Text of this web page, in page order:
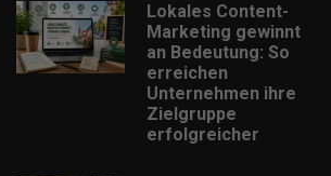
Lokales Content-
Marketing gewinnt
an Bedeutung: So
erreichen
Unternehmen ihre
Zielgruppe
erfolgreicher